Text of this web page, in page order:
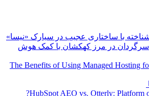
با ساختاری عجیب در سیارک «نیسا»
در مرز کهکشان با کمک هوش
The Benefits of Using Managed Hosting
HubSpot AEO vs. Otterly: Platform